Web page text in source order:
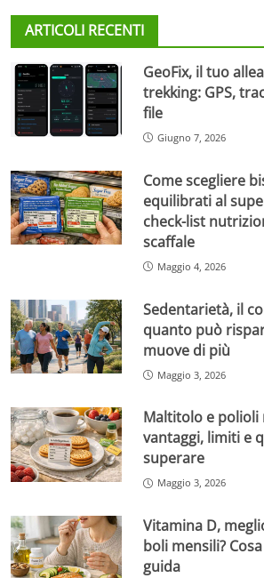
ARTICOLI RECENTI
GeoFix, il tuo
trekking: GPS,
file
Giugno 7, 2026
Come scegliere
equilibrati al
check-list
scaffale
Maggio 4, 2026
Sedentarietà, il
quanto può
muove di più
Maggio 3, 2026
Maltitolo e
vantaggi, limiti e
superare
Maggio 3, 2026
Vitamina D,
boli mensili?
guida